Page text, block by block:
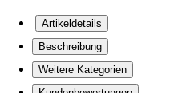
Artikeldetails
Beschreibung
Weitere Kategorien